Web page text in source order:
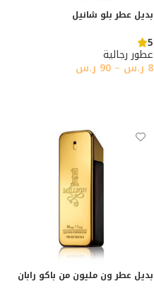
بديل عطر بلو شانيل
5
عطور رجالية
8 ر.س –
90 ر.س
بديل عطر ون مليون من باكو رابان